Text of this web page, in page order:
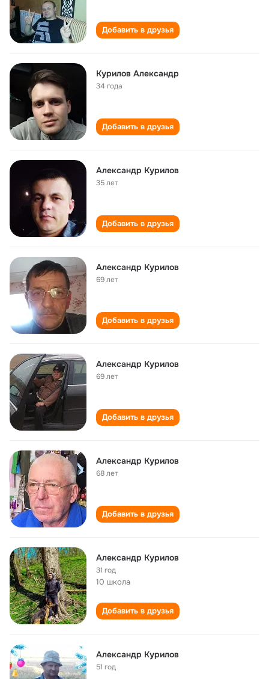
Добавить в друзья
Курилов Александр
34 года
Добавить в друзья
Александр Курилов
35 лет
Добавить в друзья
Александр Курилов
69 лет
Добавить в друзья
Александр Курилов
69 лет
Добавить в друзья
Александр Курилов
68 лет
Добавить в друзья
Александр Курилов
31 год
10 школа
Добавить в друзья
Александр Курилов
51 год